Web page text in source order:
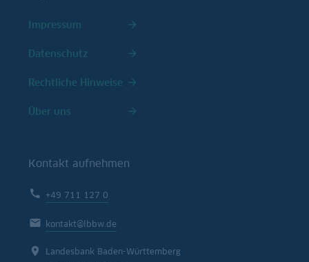
Impressum
Datenschutz
Rechtliche Hinweise
Über uns
Kontakt aufnehmen
+49 711 127 0
kontakt@lbbw.de
Landesbank Baden-Württemberg